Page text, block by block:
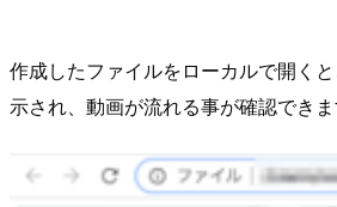
作成したファイルをローカルで開く
示され、動画が流れる事が確認できま